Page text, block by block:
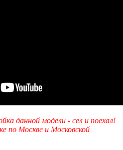
данной модели - сел и поехал!
по Москве и Московской